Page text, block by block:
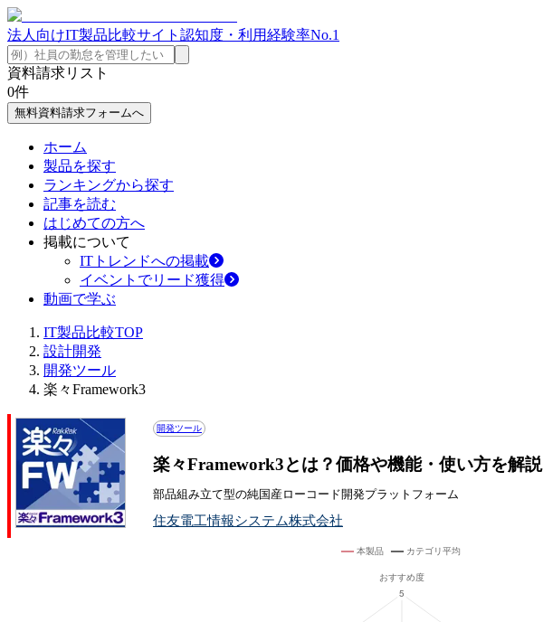
法人向けIT製品比較サイト 認知度・利用経験率No.1
資料請求リスト
0件
無料資料請求フォームへ
ホーム
製品を探す
ランキングから探す
記事を読む
はじめての方へ
掲載について
ITトレンドへの掲載
イベントでリード獲得
動画で学ぶ
IT製品比較TOP
設計開発
開発ツール
楽々Framework3
開発ツール
楽々Framework3とは？価格や機能・使い方を解説
部品組み立て型の純国産ローコード開発プラットフォーム
住友電工情報システム株式会社